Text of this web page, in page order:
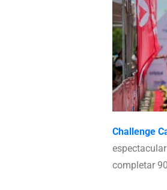
Challenge
completar